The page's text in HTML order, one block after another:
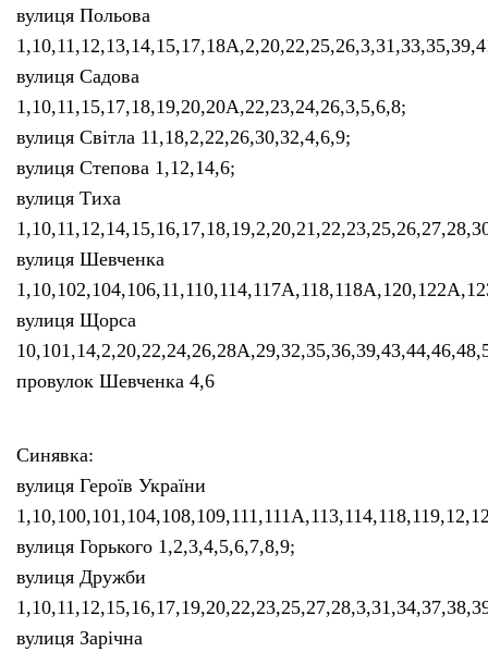
вулиця Польова
вулиця Садова
1,10,11,15,17,18,19,20,20А,22,23,24,26,3,5,6,8;
вулиця Світла 11,18,2,22,26,30,32,4,6,9;
вулиця Степова 1,12,14,6;
вулиця Тиха
вулиця Шевченка
вулиця Щорса
провулок Шевченка 4,6
Синявка:
вулиця Героїв України
вулиця Горького 1,2,3,4,5,6,7,8,9;
вулиця Дружби
вулиця Зарічна